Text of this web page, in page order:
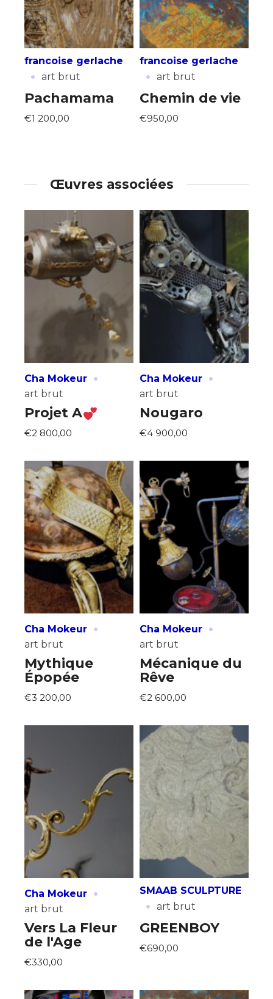
Nom
Prénom
Statut / Organisation
J'accepte lestermes et conditions
* Champ obligatoire
Adresse email*
Nom
Prénom
Statut / Organisation
J'accepte les termes et conditions
* Champ obligatoire
francoise gerlache
· art brut
Pachamama
€1 200,00
francoise gerlache
· art brut
Chemin de vie
€950,00
Œuvres associées
Cha Mokeur ·
art brut
Projet A
€2 800,00
Cha Mokeur ·
art brut
Nougaro
€4 900,00
Cha Mokeur ·
art brut
Mythique
Épopée
€3 200,00
Cha Mokeur ·
art brut
Mécanique du
Rêve
€2 600,00
Cha Mokeur ·
art brut
Vers La Fleur
de l'Age
€330,00
SMAAB SCULPTURE
· art brut
GREENBOY
€690,00